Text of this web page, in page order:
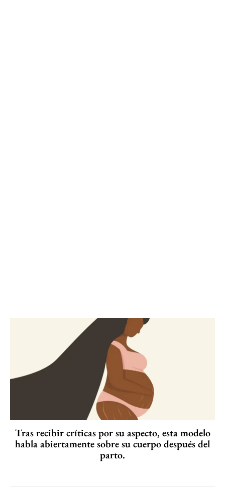
Tras recibir críticas por su aspecto, esta modelo
habla abiertamente sobre su cuerpo después del
parto.